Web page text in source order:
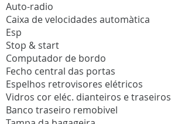
Auto-radio
Caixa de velocidades automàtica
Esp
Stop & start
Computador de bordo
Fecho central das portas
Espelhos retrovisores elétricos
Vidros cor eléc. dianteiros e traseiros
Banco traseiro remobivel